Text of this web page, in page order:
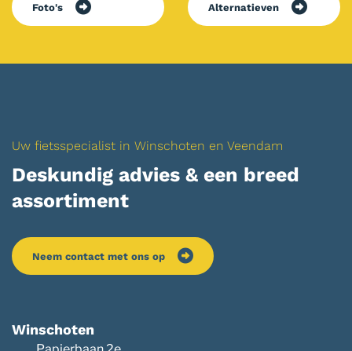
Foto's Alternatieven
Uw fietsspecialist in Winschoten en Veendam
Deskundig advies & een breed
assortiment
Neem contact met ons op
Winschoten